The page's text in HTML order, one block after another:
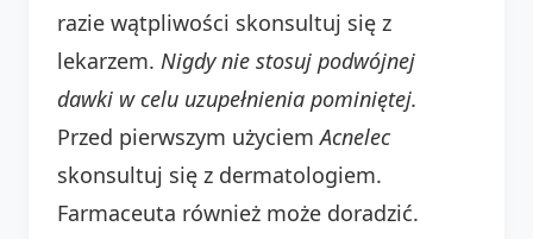
razie wątpliwości skonsultuj się z
lekarzem. Nigdy nie stosuj podwójnej
dawki w celu uzupełnienia pominiętej.
Przed pierwszym użyciemAcnelec
skonsultuj się z dermatologiem.
Farmaceuta również może doradzić.